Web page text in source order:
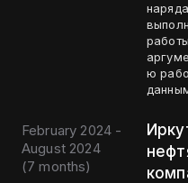
ю
February 2024 -
August 2024
(7 months)